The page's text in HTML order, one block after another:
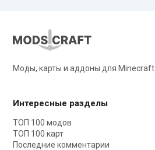
Моды, карты и аддоны для Minecraft
Интересные разделы
ТОП 100 модов
ТОП 100 карт
Последние комментарии